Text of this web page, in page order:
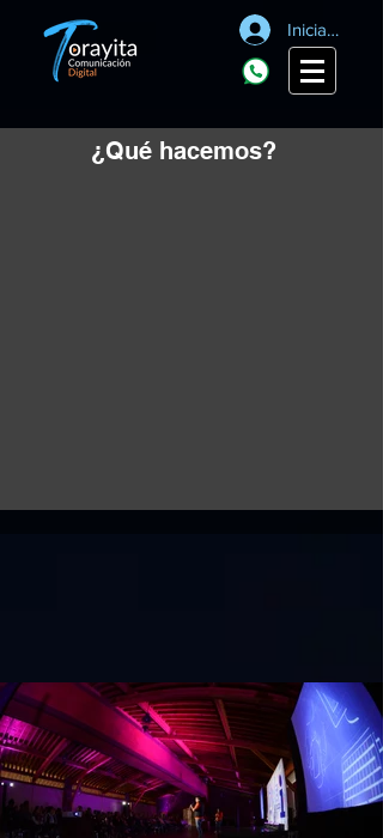
Iniciar sesión
¿Qué hacemos?